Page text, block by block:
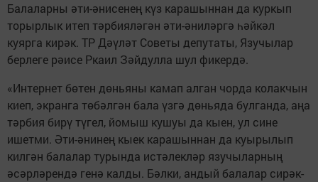
Балаларны әти-әнисенең күз карашыннан да куркып
торырлык итеп тәрбияләгән әти-әниләргә һәйкәл
куярга кирәк. ТР Дәүләт Советы депутаты, Язучылар
берлеге рәисе Ркаил Зәйдулла шул фикердә.
«Интернет бөтен дөньяны камап алган чорда колакчын
киеп, экранга төбәлгән бала үзгә дөньяда булганда, аңа
тәрбия бирү түгел, йомыш кушуы да кыен, ул сине
ишетми. Әти-әнинең кыек карашыннан да куырылып
килгән балалар турында истәлекләр язучыларның
әсәрләрендә генә калды. Бәлки, андый балалар сирәк-